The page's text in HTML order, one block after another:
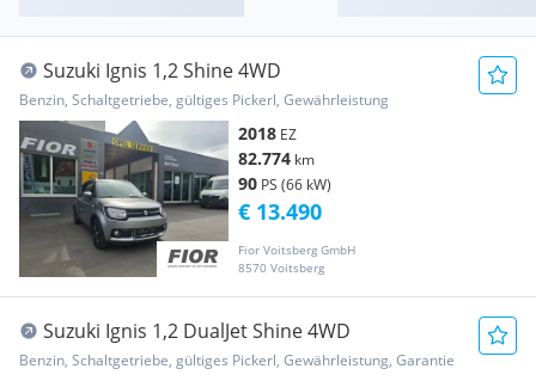
Suzuki Ignis 1,2 Shine 4WD
Benzin, Schaltgetriebe, gültiges Pickerl, Gewährleistung
2018 EZ
82.774 km
90 PS (66 kW)
Fior Voitsberg GmbH
8570 Voitsberg
€ 13.490
Suzuki Ignis 1,2 DualJet Shine 4WD
Benzin, Schaltgetriebe, gültiges Pickerl, Gewährleistung, Garantie